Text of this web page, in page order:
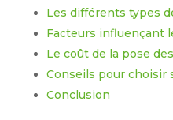
Les différents types
Facteurs influençant
Le coût de la pose
Conseils pour choisir
Conclusion